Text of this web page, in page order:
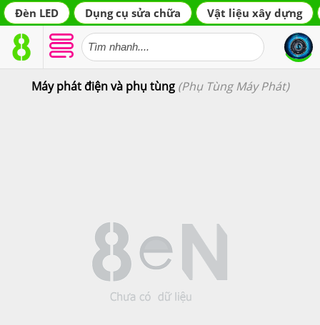
Đèn LED Dụng cụ sửa chữa Vật liệu xây dựng
Máy phát điện và phụ tùng (Phụ Tùng Máy Phát)